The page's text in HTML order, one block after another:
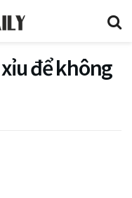
để không